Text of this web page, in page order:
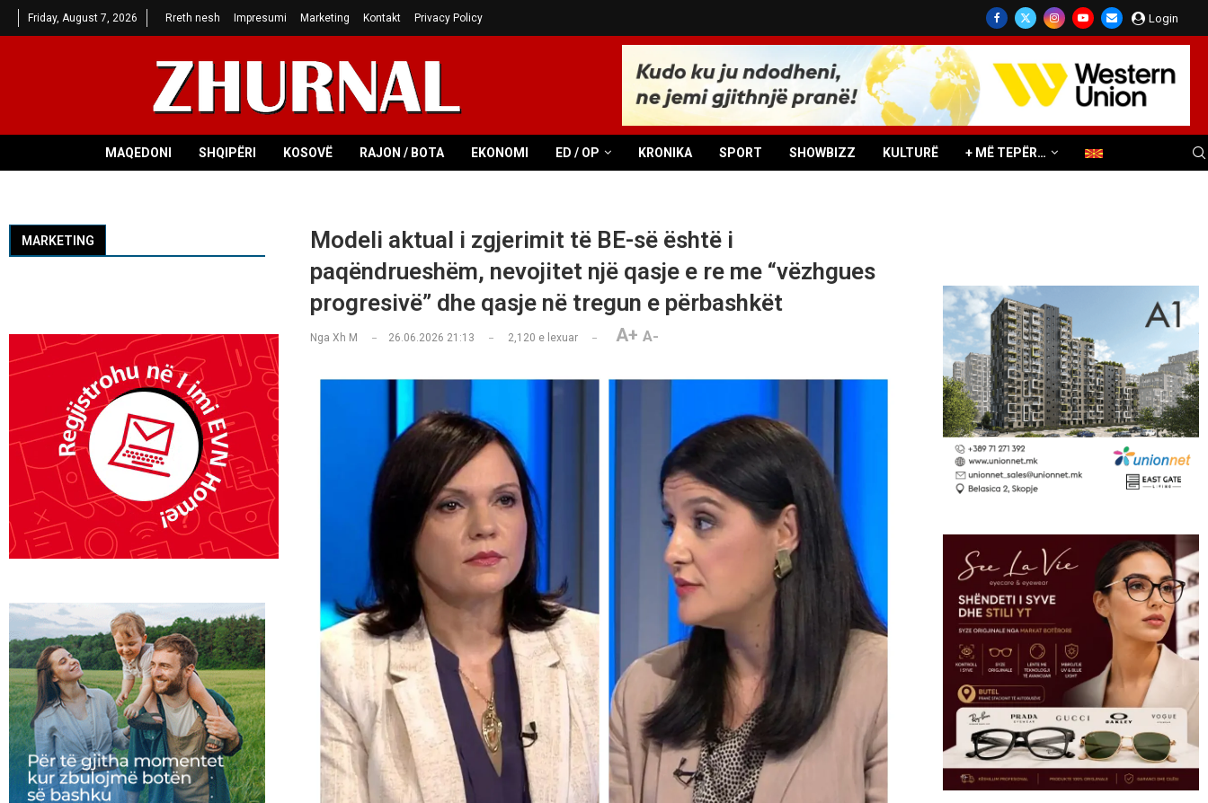
Friday, August 7, 2026 Rreth nesh Impresumi Marketing Kontakt Privacy Policy Login
MAQEDONI SHQIPËRI KOSOVË RAJON / BOTA EKONOMI ED / OP KRONIKA SPORT SHOWBIZZ KULTURË + MË TEPËR…
Modeli aktual i zgjerimit të BE-së është i
paqëndrueshëm, nevojitet një qasje e re me “vëzhgues
progresivë” dhe qasje në tregun e përbashkët
Nga Xh M 26.06.2026 21:13 2,120 e lexuar A+ A-
MARKETING